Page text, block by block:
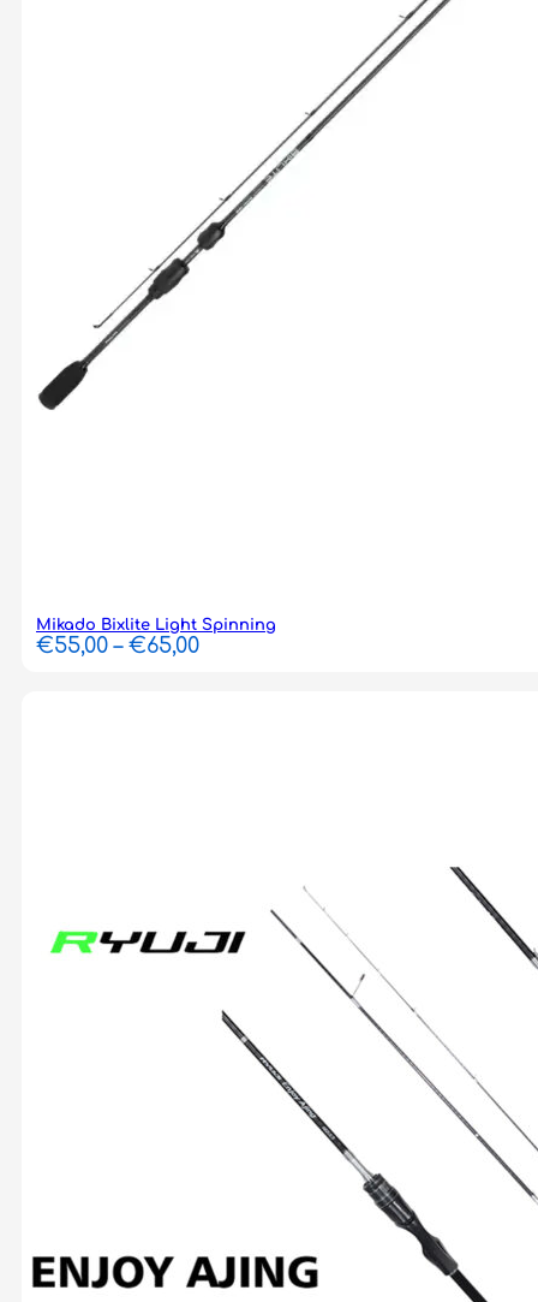
Mikado Bixlite Light Spinning
€55,00 – €65,00Price